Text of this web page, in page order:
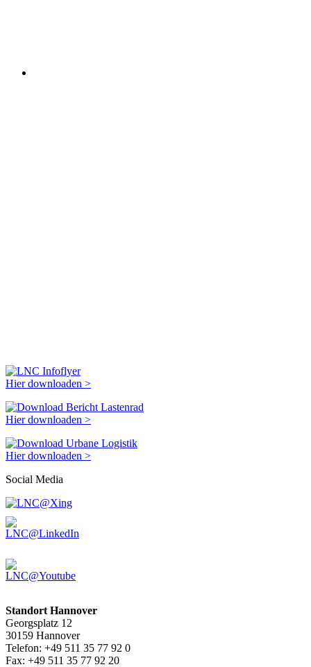
Hier downloaden >
Hier downloaden >
Hier downloaden >
Social Media
Standort Hannover
Georgsplatz 12
30159 Hannover
Telefon: +49 511 35 77 92 0
Fax: +49 511 35 77 92 20